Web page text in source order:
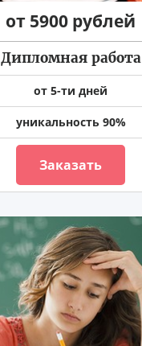
от 5900 рублей
Дипломная работа
от 5-ти дней
уникальность 90%
Заказать